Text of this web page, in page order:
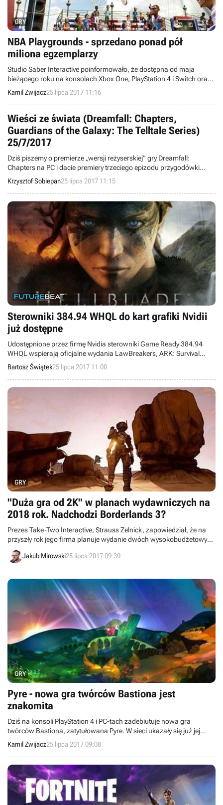
GRY
NBA Playgrounds - sprzedano ponad pół
miliona egzemplarzy
Studio Saber Interactive poinformowało, że dostępna od maja
bieżącego roku na konsolach Xbox One, PlayStation 4 i Switch oraz
PC-tach zręcznościowa gra sportowa NBA Playgrounds rozeszła się
w przeszło pół miliona egzemplarzy.
Kamil Zwijacz25 lipca 2017 11:16
Wieści ze świata (Dreamfall: Chapters,
Guardians of the Galaxy: The Telltale Series)
25/7/2017
Dziś piszemy o premierze „wersji reżyserskiej” gry Dreamfall:
Chapters na PC i dacie premiery trzeciego epizodu przygodówki
Marvel's Guardians of the Galaxy od Telltale Games. Witajcie w
wieściach ze świata – codziennej porcji krótkich wiadomości.
Krzysztof Sobiepan25 lipca 2017 11:15
Sterowniki 384.94 WHQL do kart grafiki Nvidii
już dostępne
Udostępnione przez firmę Nvidia sterowniki Game Ready 384.94
WHQL wspierają oficjalne wydania LawBreakers, ARK: Survival
Evolved, Dark and Light i Hellblade: Senua’s Sacrifice. Naprawiono
także kilka wykrytych problemów.
Bartosz Świątek25 lipca 2017 11:00
GRY
"Duża gra od 2K" w planach wydawniczych na
2018 rok. Nadchodzi Borderlands 3?
Prezes Take-Two Interactive, Strauss Zelnick, zapowiedział, że na
przyszły rok jego firma planuje wydanie dwóch wysokobudżetowych
hitów. Pierwszym ma być Red Dead Redemption 2, a drugim "duży
tytuł" od wydawcy 2K Games.
Jakub Mirowski25 lipca 2017 09:39
GRY
Pyre - nowa gra twórców Bastiona jest
znakomita
Dziś na konsoli PlayStation 4 i PC-tach zadebiutuje nowa gra
twórców Bastiona, zatytułowana Pyre. W sieci ukazały się już jej
recenzje i krótko pisząc jest bardzo dobrze, a nawet lepiej.
Kamil Zwijacz25 lipca 2017 09:08